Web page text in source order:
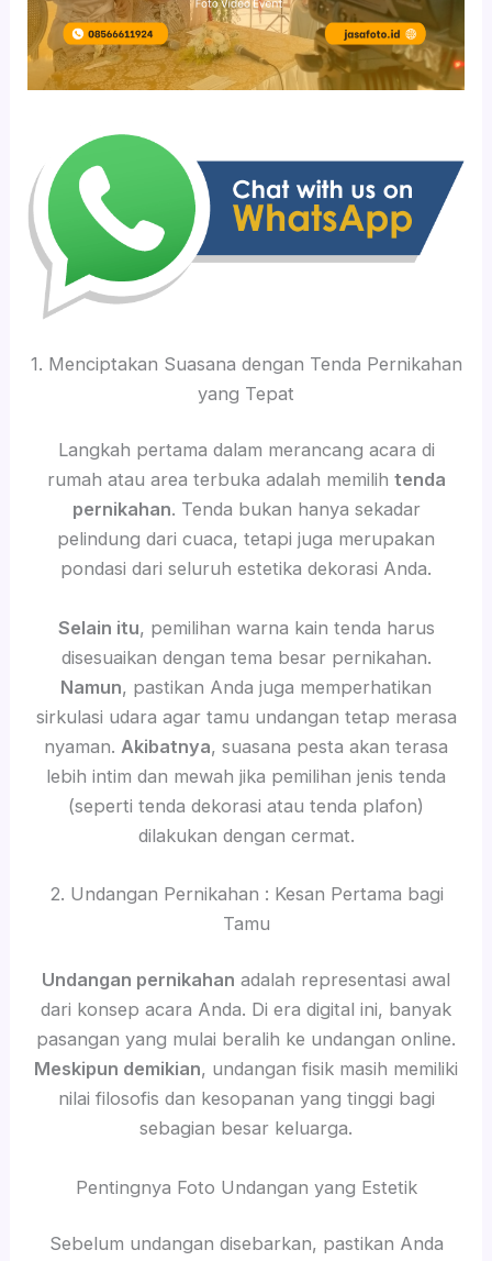
1. Menciptakan Suasana dengan Tenda Pernikahan
yang Tepat
Langkah pertama dalam merancang acara di
rumah atau area terbuka adalah memilih tenda
pernikahan. Tenda bukan hanya sekadar
pelindung dari cuaca, tetapi juga merupakan
pondasi dari seluruh estetika dekorasi Anda.
Selain itu, pemilihan warna kain tenda harus
disesuaikan dengan tema besar pernikahan.
Namun, pastikan Anda juga memperhatikan
sirkulasi udara agar tamu undangan tetap merasa
nyaman. Akibatnya, suasana pesta akan terasa
lebih intim dan mewah jika pemilihan jenis tenda
(seperti tenda dekorasi atau tenda plafon)
dilakukan dengan cermat.
2. Undangan Pernikahan : Kesan Pertama bagi
Tamu
Undangan pernikahan adalah representasi awal
dari konsep acara Anda. Di era digital ini, banyak
pasangan yang mulai beralih ke undangan online.
Meskipun demikian, undangan fisik masih memiliki
nilai filosofis dan kesopanan yang tinggi bagi
sebagian besar keluarga.
Pentingnya Foto Undangan yang Estetik
Sebelum undangan disebarkan, pastikan Anda